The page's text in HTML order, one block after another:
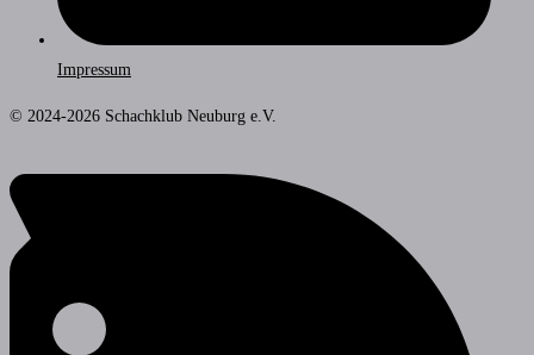
Impressum
© 2024-2026 Schachklub Neuburg e.V.